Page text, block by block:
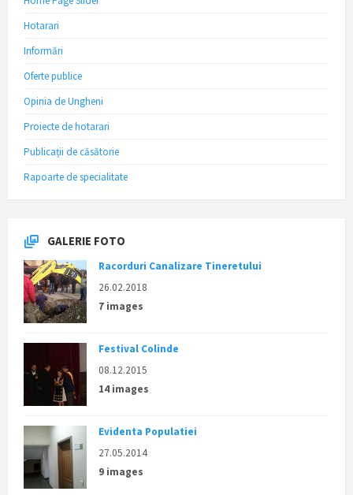
Hotarari
Informări
Oferte publice
Opinia de Ungheni
Proiecte de hotarari
Publicații de căsătorie
Rapoarte de specialitate
GALERIE FOTO
Racorduri Canalizare Tineretului
26.02.2018
7 images
Festival Colinde
08.12.2015
14 images
Evidenta Populatiei
27.05.2014
9 images